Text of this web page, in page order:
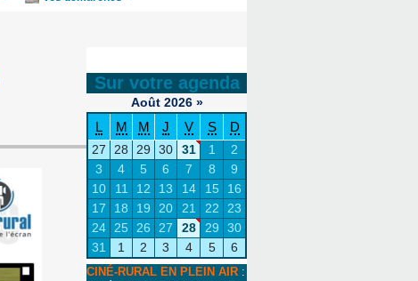
Sur votre agenda
Août 2026 »
L M M J V S D
27 28 29 30 31 1
2
3
4 5 6 7 8
9
10
11 12 13 14 15
16
17
18 19 20 21 22
23
24
25 26 27 28 29
30
31
1 2 3 4 5 6
CINÉ-RURAL EN PLEIN AIR :